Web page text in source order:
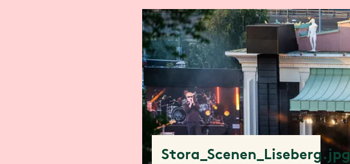
Stora_Scenen_Liseberg.jpg